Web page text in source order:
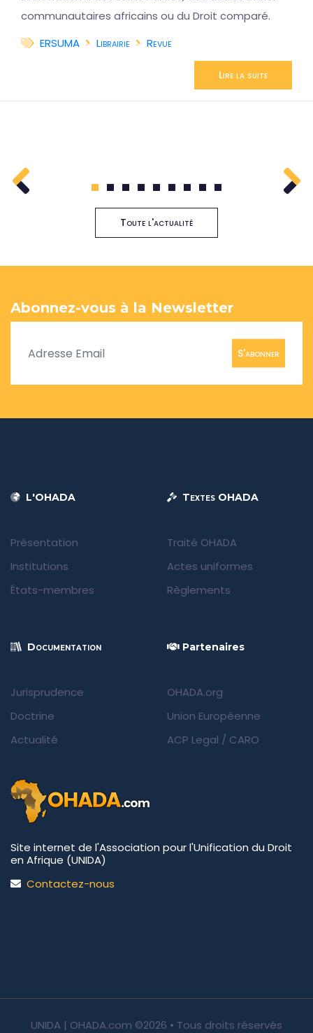
communautaires africains ou du Droit comparé.
ERSUMA
Librairie Revue
Lire la suite
1 2 3 4 5 6 7 8 9
Toute l'actualité
Abonnez-vous à la Newsletter
S'abonner
L'OHADA
Présentation
Institutions
États-membres
Textes OHADA
Traité OHADA
Actes uniformes
Règlements
Documentation
Jurisprudence
Doctrine
Actualité
Partenaires
OHADA.org
Union Européenne
ACP Legal / CARO
Site internet de l'Association pour l'Unification du Droit
en Afrique (UNIDA)
Contactez-nous
UNIDA | OHADA.com ©2026 • Tous droits réservés